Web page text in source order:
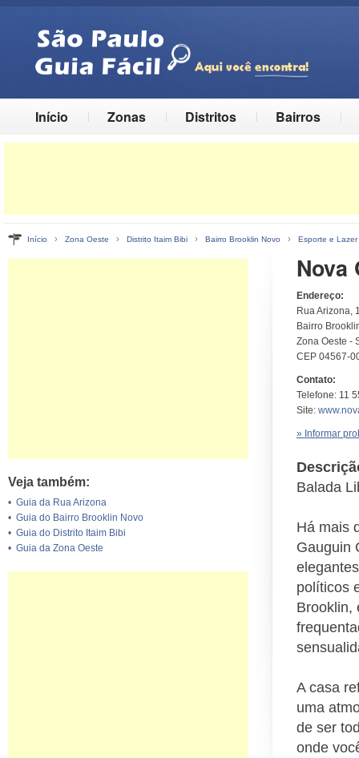
Início Zonas Distritos Bairros
Início › Zona Oeste › Distrito Itaim Bibi › Bairro Brooklin Novo › Esporte e Lazer
Veja também:
• Guia da Rua Arizona
• Guia do Bairro Brooklin Novo
• Guia do Distrito Itaim Bibi
• Guia da Zona Oeste
Nova
Endereço:
Rua Arizona,
Bairro
Zona Oeste -
CEP 04567-
Contato:
Telefone: 11
Site:
» Informar
Balada
Há mais
Gauguin
políticos
Brooklin,
A casa
uma
de ser
onde